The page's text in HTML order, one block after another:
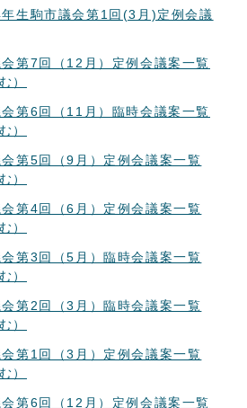
生駒市議会第1回(3月)定例会議
第7回（12月）定例会議案一覧
）
第6回（11月）臨時会議案一覧
）
第5回（9月）定例会議案一覧
）
第4回（6月）定例会議案一覧
）
第3回（5月）臨時会議案一覧
）
第2回（3月）臨時会議案一覧
）
第1回（3月）定例会議案一覧
）
第6回（12月）定例会議案一覧